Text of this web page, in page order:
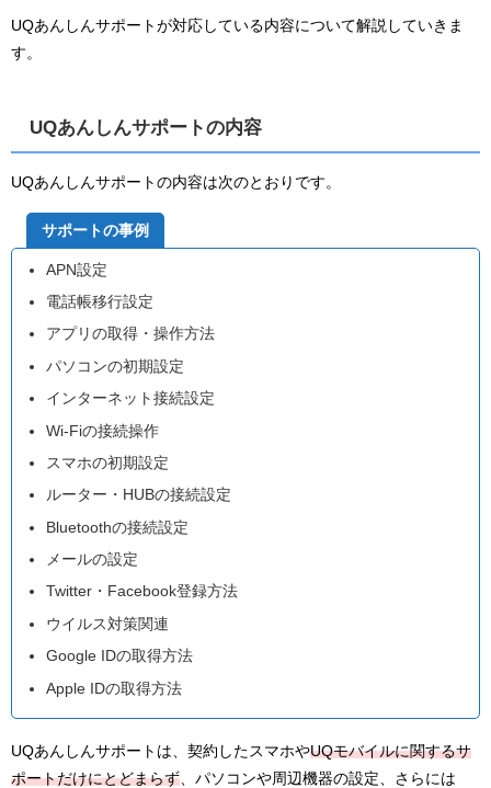
UQあんしんサポートが対応している内容について解説していきま
す。
UQあんしんサポートの内容
UQあんしんサポートの内容は次のとおりです。
サポートの事例
APN設定
電話帳移行設定
アプリの取得・操作方法
パソコンの初期設定
インターネット接続設定
Wi-Fiの接続操作
スマホの初期設定
ルーター・HUBの接続設定
Bluetoothの接続設定
メールの設定
Twitter・Facebook登録方法
ウイルス対策関連
Google IDの取得方法
Apple IDの取得方法
UQあんしんサポートは、契約したスマホやUQモバイルに関するサ
ポートだけにとどまらず 、パソコンや周辺機器の設定、さらには